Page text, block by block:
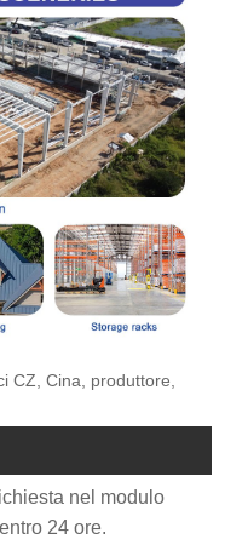
CZ, Cina, produttore,
nel modulo
24 ore.